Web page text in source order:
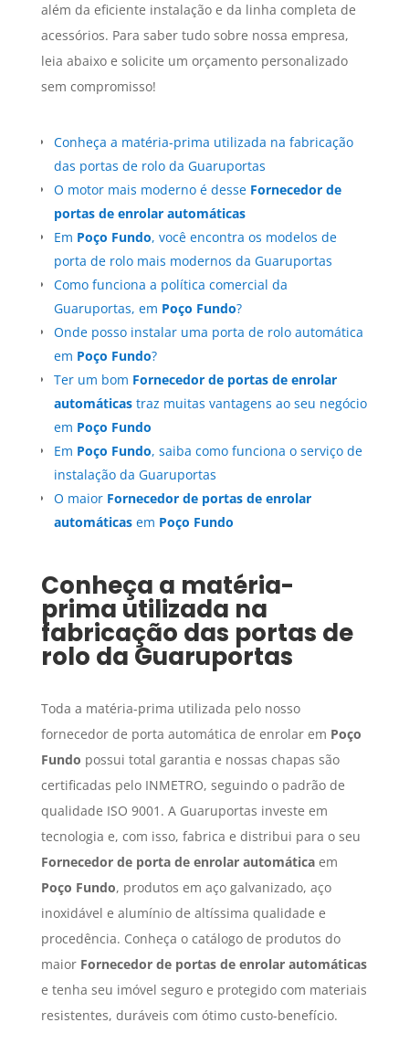
além da eficiente instalação e da linha completa de
acessórios. Para saber tudo sobre nossa empresa,
leia abaixo e solicite um orçamento personalizado
sem compromisso!
Conheça a matéria-prima utilizada na fabricação
das portas de rolo da Guaruportas
O motor mais moderno é desse Fornecedor de
portas de enrolar automáticas
Em Poço Fundo, você encontra os modelos de
porta de rolo mais modernos da Guaruportas
Como funciona a política comercial da
Guaruportas, em Poço Fundo?
Onde posso instalar uma porta de rolo automática
em Poço Fundo?
Ter um bom Fornecedor de portas de enrolar
automáticastraz muitas vantagens ao seu negócio
em Poço Fundo
Em Poço Fundo, saiba como funciona o serviço de
instalação da Guaruportas
O maior Fornecedor de portas de enrolar
automáticasem Poço Fundo
Conheça a matéria-
prima utilizada na
fabricação das portas de
rolo da Guaruportas
Toda a matéria-prima utilizada pelo nosso
fornecedor de porta automática de enrolar em Poço
Fundo possui total garantia e nossas chapas são
certificadas pelo INMETRO, seguindo o padrão de
qualidade ISO 9001. A Guaruportas investe em
tecnologia e, com isso, fabrica e distribui para o seu
Fornecedor de porta de enrolar automáticaem
Poço Fundo, produtos em aço galvanizado, aço
inoxidável e alumínio de altíssima qualidade e
procedência. Conheça o catálogo de produtos do
maior Fornecedor de portas de enrolar automáticas
e tenha seu imóvel seguro e protegido com materiais
resistentes, duráveis com ótimo custo-benefício.